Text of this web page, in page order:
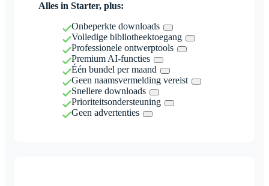
Alles in Starter, plus:
Onbeperkte downloads
Volledige bibliotheektoegang
Professionele ontwerptools
Premium AI-functies
Één bundel per maand
Geen naamsvermelding vereist
Snellere downloads
Prioriteitsondersteuning
Geen advertenties